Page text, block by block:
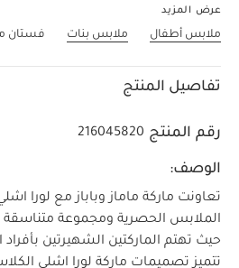
عرض المزيد
ملابس أطفال ملابس بنات فستان
تفاصيل المنتج
رقم المنتج 216045820
الوصف:
تعاونت ماركة ماماز وباباز مع لورا
الملابس الحصرية ومجموعة متناسقة
حيث تهتم الماركتين الشهيرتين
تتميز تصميمات ماركة لورا اشلي